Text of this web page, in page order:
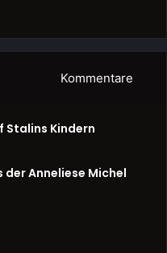
Kommentare
Stalins Kindern
der Anneliese Michel